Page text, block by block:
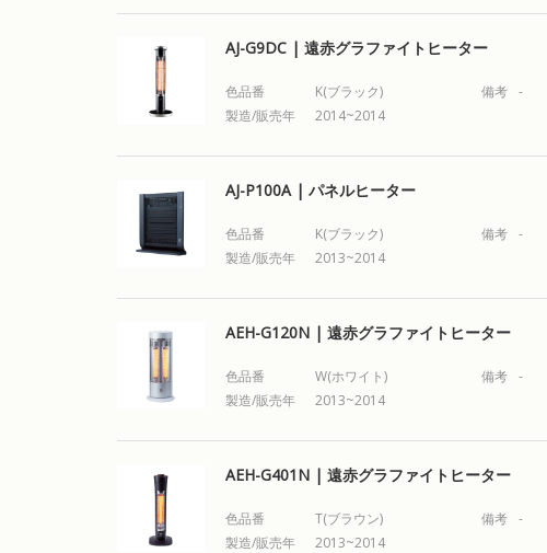
AJ-G9DC | 遠赤グラファイトヒーター
色品番
K(ブラック)
製造/販売年
2014~2014
備考 -
AJ-P100A | パネルヒーター
色品番
K(ブラック)
製造/販売年
2013~2014
備考 -
AEH-G120N | 遠赤グラファイトヒーター
色品番
W(ホワイト)
製造/販売年
2013~2014
備考 -
AEH-G401N | 遠赤グラファイトヒーター
色品番
T(ブラウン)
製造/販売年
2013~2014
備考 -